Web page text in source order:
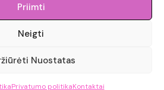
Priimti
Neigti
Nuostatas
Privatumo politikaKontaktai
- 2026 roziupasaulis.lt.